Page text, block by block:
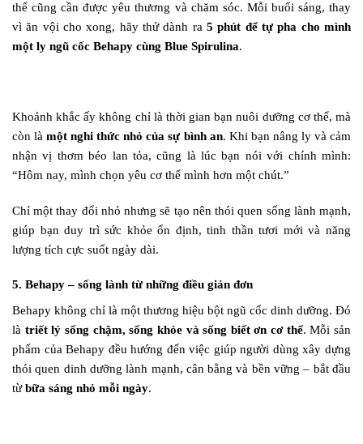
thể cũng cần được yêu thương và chăm sóc. Mỗi buổi sáng, thay
vì ăn vội cho xong, hãy thử dành ra 5 phút để tự pha cho mình
một ly ngũ cốc Behapy cùng Blue Spirulina.
Khoảnh khắc ấy không chỉ là thời gian bạn nuôi dưỡng cơ thể, mà
còn làmột nghi thức nhỏ của sự bình an. Khi bạn nâng ly và cảm
nhận vị thơm béo lan tỏa, cũng là lúc bạn nói với chính mình:
“Hôm nay, mình chọn yêu cơ thể mình hơn một chút.”
Chỉ một thay đổi nhỏ nhưng sẽ tạo nên thói quen sống lành mạnh,
giúp bạn duy trì sức khỏe ổn định, tinh thần tươi mới và năng
lượng tích cực suốt ngày dài.
5. Behapy – sống lành từ những điều giản đơn
Behapy không chỉ là một thương hiệu bột ngũ cốc dinh dưỡng. Đó
là triết lý sống chậm, sống khỏe và sống biết ơn cơ thể. Mỗi sản
phẩm của Behapy đều hướng đến việc giúp người dùng xây dựng
thói quen dinh dưỡng lành mạnh, cân bằng và bền vững – bắt đầu
từbữa sáng nhỏ mỗi ngày.